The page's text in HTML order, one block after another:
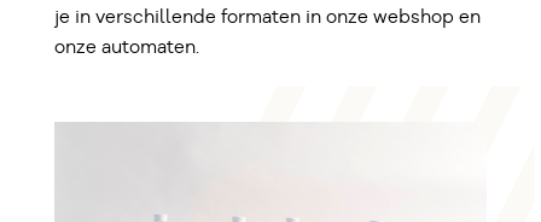
je in verschillende formaten in onze webshop en
onze automaten.